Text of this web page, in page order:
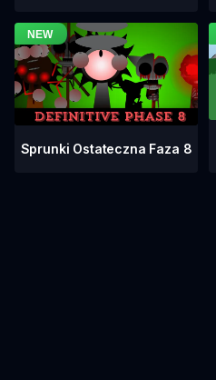
Sprunki Ostateczna Faza 8